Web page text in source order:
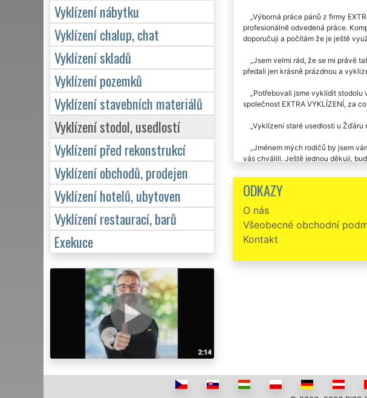
Výborná práce pánů z firmy
profesionálně odvedená práce.
doporučuji a počítám že je ještě
Jsem velmi rád, že se mi právě
předali jen krásně prázdnou a
Potřebovali jsme vyklidit stodolu
společnost EXTRA VYKLÍZENÍ, za
Vyklízení staré usedlosti u Žďáru
Jménem mých rodičů by jsem
vás chválili. Ještě jednou děkuji,
ODKAZY
O nás
Všeobecné obchodní
Kontakt
Vyklízení nábytku
Vyklízení chalup, chat
Vyklízení skladů
Vyklízení pozemků
Vyklízení stavebních materiálů
Vyklízení stodol, usedlostí
Vyklízení před rekonstrukcí
Vyklízení obchodů, prodejen
Vyklízení hotelů, ubytoven
Vyklízení restaurací, barů
Exekuce